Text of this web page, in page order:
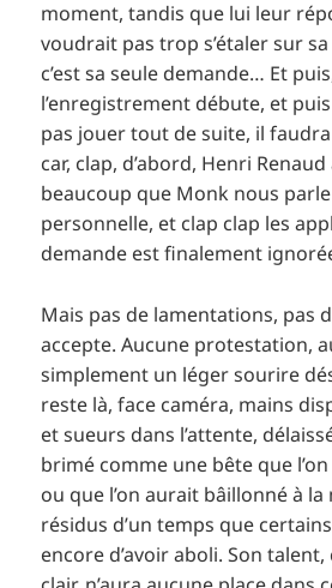
moment, tandis que lui leur
voudrait pas trop s’étaler sur
c’est sa seule demande… Et
l’enregistrement débute, et
pas jouer tout de suite, il
car, clap, d’abord, Henri
beaucoup que Monk nous
personnelle, et clap clap les
demande est finalement
Mais pas de lamentations, pas
accepte. Aucune protestation,
simplement un léger sourire
reste là, face caméra, mains
et sueurs dans l’attente,
brimé comme une bête que
ou que l’on aurait bâillonné à la
résidus d’un temps que
encore d’avoir aboli. Son